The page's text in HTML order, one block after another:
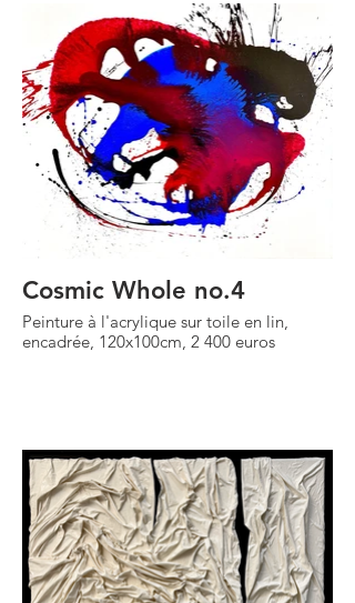
Cosmic Whole no.4
Peinture à l'acrylique sur toile en lin,
encadrée, 120x100cm, 2 400 euros